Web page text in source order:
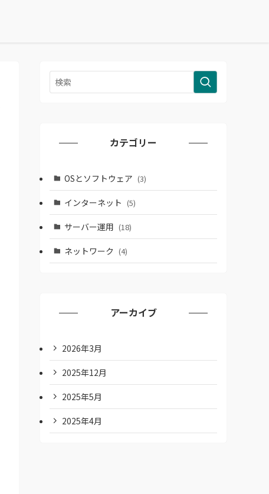
カテゴリー
OSとソフトウェア (3)
インターネット (5)
サーバー運用 (18)
ネットワーク (4)
アーカイブ
2026年3月
2025年12月
2025年5月
2025年4月